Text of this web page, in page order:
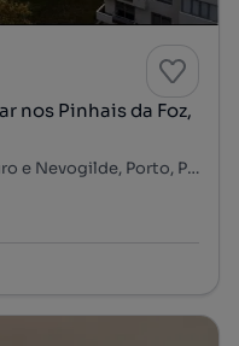
nos Pinhais da Foz,
Pinhais da Foz, Aldoar, Foz do Douro e Nevogilde, Porto, Porto